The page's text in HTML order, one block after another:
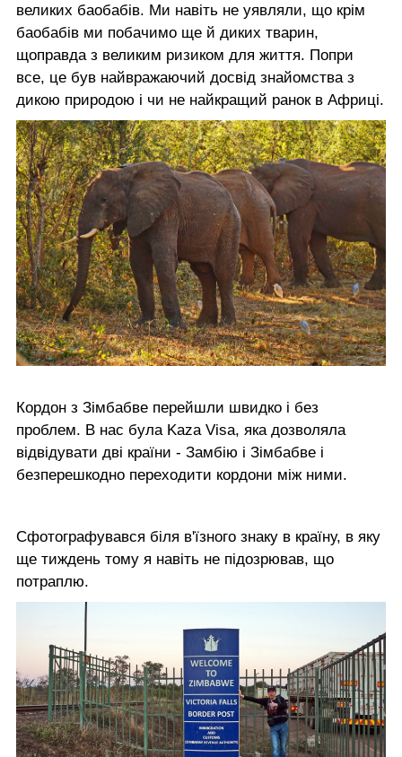
великих баобабів. Ми навіть не уявляли, що крім
баобабів ми побачимо ще й диких тварин,
щоправда з великим ризиком для життя. Попри
все, це був найвражаючий досвід знайомства з
дикою природою і чи не найкращий ранок в Африці.
Кордон з Зімбабве перейшли швидко і без
проблем. В нас була Kaza Visa, яка дозволяла
відвідувати дві країни - Замбію і Зімбабве і
безперешкодно переходити кордони між ними.
Сфотографувався біля в'їзного знаку в країну, в яку
ще тиждень тому я навіть не підозрював, що
потраплю.